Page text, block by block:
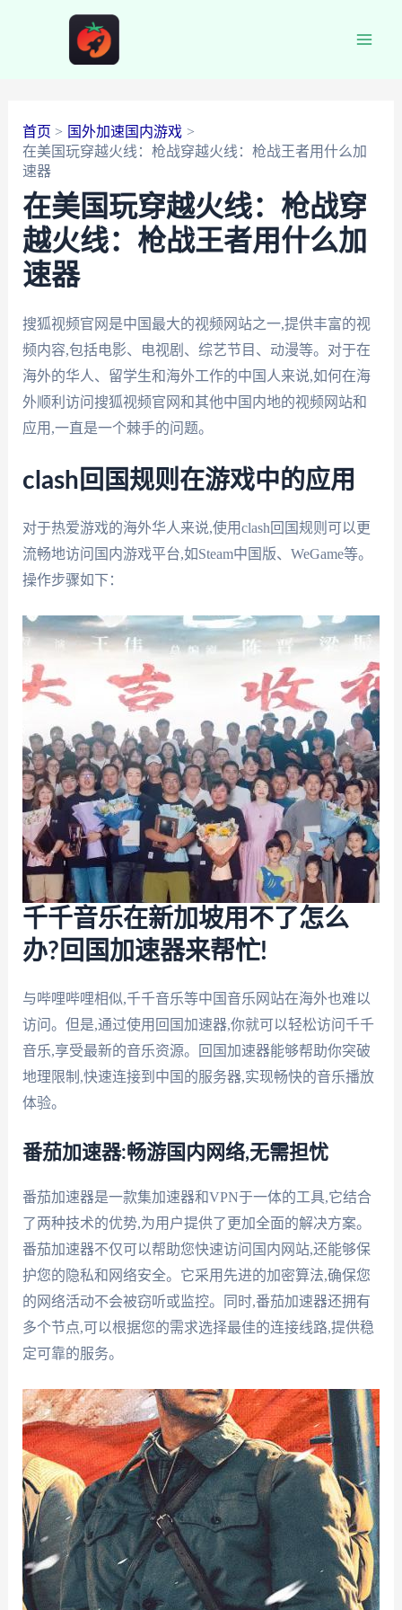
首页
国外加速国内游戏
在美国玩穿越火线：枪战穿越火线：枪战王者用什么加
速器
在美国玩穿越火线：枪战穿
越火线：枪战王者用什么加
速器
搜狐视频官网是中国最大的视频网站之一,提供丰富的视
频内容,包括电影、电视剧、综艺节目、动漫等。对于在
海外的华人、留学生和海外工作的中国人来说,如何在海
外顺利访问搜狐视频官网和其他中国内地的视频网站和
应用,一直是一个棘手的问题。
clash回国规则在游戏中的应用
对于热爱游戏的海外华人来说,使用clash回国规则可以更
流畅地访问国内游戏平台,如Steam中国版、WeGame等。
操作步骤如下：
千千音乐在新加坡用不了怎么
办?回国加速器来帮忙!
与哔哩哔哩相似,千千音乐等中国音乐网站在海外也难以
访问。但是,通过使用回国加速器,你就可以轻松访问千千
音乐,享受最新的音乐资源。回国加速器能够帮助你突破
地理限制,快速连接到中国的服务器,实现畅快的音乐播放
体验。
番茄加速器:畅游国内网络,无需担忧
番茄加速器是一款集加速器和VPN于一体的工具,它结合
了两种技术的优势,为用户提供了更加全面的解决方案。
番茄加速器不仅可以帮助您快速访问国内网站,还能够保
护您的隐私和网络安全。它采用先进的加密算法,确保您
的网络活动不会被窃听或监控。同时,番茄加速器还拥有
多个节点,可以根据您的需求选择最佳的连接线路,提供稳
定可靠的服务。